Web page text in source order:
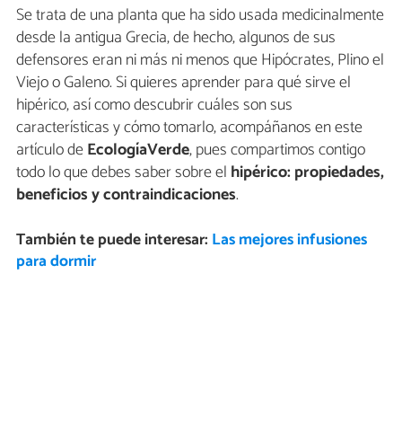
Se trata de una planta que ha sido usada medicinalmente
desde la antigua Grecia, de hecho, algunos de sus
defensores eran ni más ni menos que Hipócrates, Plino el
Viejo o Galeno. Si quieres aprender para qué sirve el
hipérico, así como descubrir cuáles son sus
características y cómo tomarlo, acompáñanos en este
artículo deEcologíaVerde, pues compartimos contigo
todo lo que debes saber sobre el hipérico: propiedades,
beneficios y contraindicaciones.
También te puede interesar: Las mejores infusiones
para dormir